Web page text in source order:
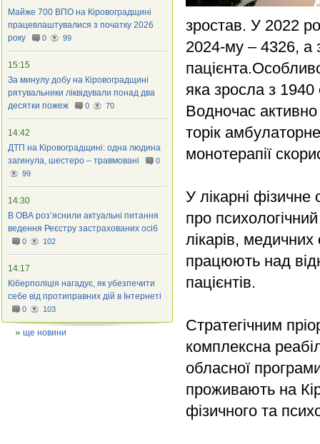
зростав. У 2022
2024-му – 4326, а
яка зросла з 1940
Водночас
торік
монотерапії
У лікарні
про
лікарів, медичних
працюють над
пацієнтів.
Стратегічним
комплексна
обласної
проживають на
фізичного та
Майже 700 ВПО на Кіровоградщині
працевлаштувалися з початку 2026
року
0 99
15:15
За минулу добу на Кіровоградщині
рятувальники ліквідували понад два
десятки пожеж
0 70
14:42
ДТП на Кіровоградщині: одна людина
загинула, шестеро – травмовані
0
99
14:30
В ОВА роз’яснили актуальні питання
ведення Реєстру застрахованих осіб
0 102
14:17
Кіберполіція нагадує, як убезпечити
себе від протиправних дій в Інтернеті
0 103
ще новини